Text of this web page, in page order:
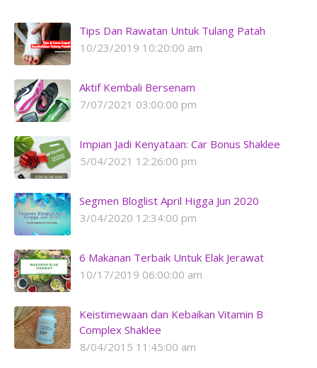
Tips Dan Rawatan Untuk Tulang Patah
10/23/2019 10:20:00 am
Aktif Kembali Bersenam
7/07/2021 03:00:00 pm
Impian Jadi Kenyataan: Car Bonus Shaklee
5/04/2021 12:26:00 pm
Segmen Bloglist April Higga Jun 2020
3/04/2020 12:34:00 pm
6 Makanan Terbaik Untuk Elak Jerawat
10/17/2019 06:00:00 am
Keistimewaan dan Kebaikan Vitamin B
Complex Shaklee
8/04/2015 11:45:00 am